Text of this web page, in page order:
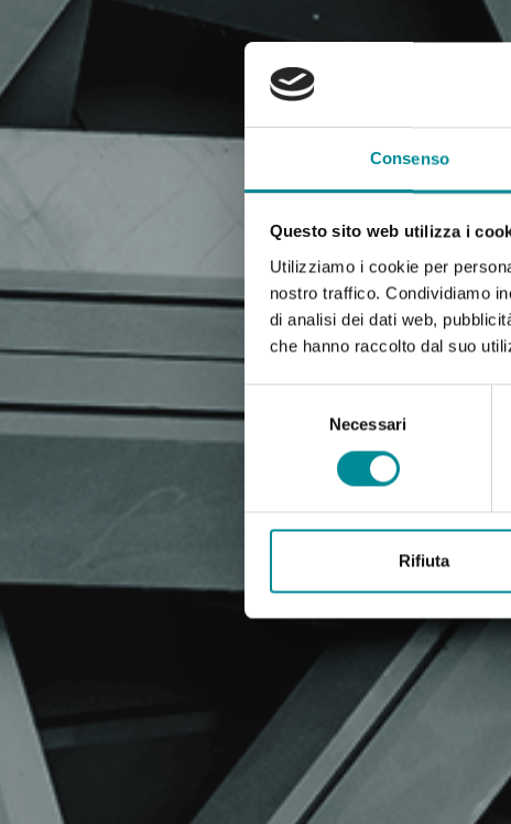
Consenso
Questo sito web utilizza i
Utilizziamo i cookie per
nostro traffico. Condividiamo
di analisi dei dati web,
che hanno raccolto dal suo
del
Necessari
Rifiuta